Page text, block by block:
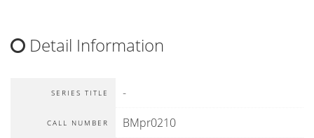
Detail Information
SERIES TITLE -
CALL NUMBER BMpr0210